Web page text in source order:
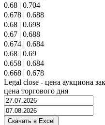
0.68 | 0.704
0.678 | 0.688
0.68 | 0.698
0.67 | 0.688
0.674 | 0.684
0.68 | 0.69
0.658 | 0.684
0.668 | 0.678
Legal close - цена аукциона
цена торгового дня